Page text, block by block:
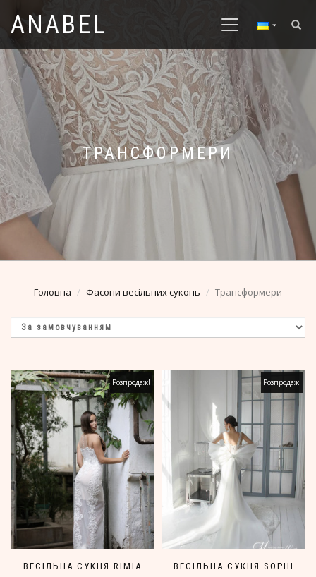
ANABEL
ТРАНСФОРМЕРИ
Головна Фасони весільних суконь Трансформери
Розпродаж!
ВЕСІЛЬНА СУКНЯ RIMIA
Розпродаж!
ВЕСІЛЬНА СУКНЯ SOPHI